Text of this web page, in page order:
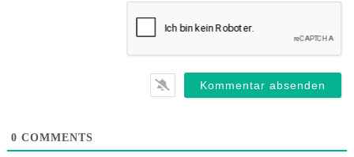
0 COMMENTS